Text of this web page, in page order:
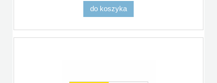
do koszyka